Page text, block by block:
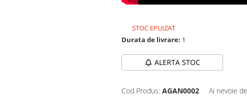
STOC EPUIZAT
Durata de livrare: 1
ALERTA STOC
Cod Produs: AGAN0002 Ai nevoie